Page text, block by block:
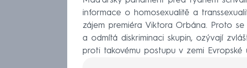
informace o homosexualitě a
zájem premiéra Viktora Orbána. Proto
a odmítá diskriminaci skupin, ozývají
proti takovému postupu v zemi Evropské